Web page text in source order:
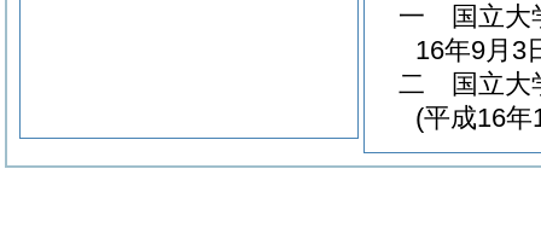
一
国立
16年9月3
二
国立
(平成16年